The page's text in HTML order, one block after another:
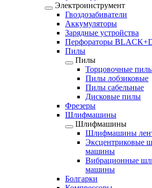
Электроинструмент
Гвоздозабиватели
Аккумуляторы
Зарядные устройства
Перфораторы
Пилы
Пилы
Торцовочные
Пилы лобзиковые
Пилы сабельные
Дисковые пилы
Фрезеры
Шлифмашины
Шлифмашины
Шлифмашины
Эксцентриковые
машины
Вибрационные
машины
Болгарки